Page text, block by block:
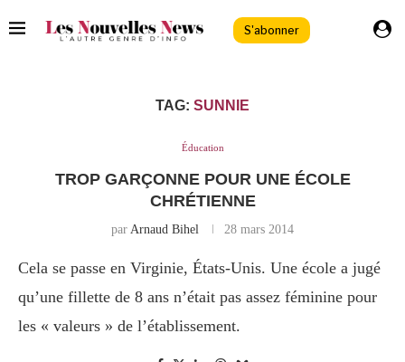
S'abonner
TAG: SUNNIE
Éducation
TROP GARÇONNE POUR UNE ÉCOLE
CHRÉTIENNE
par Arnaud Bihel 28 mars 2014
Cela se passe en Virginie, États-Unis. Une école a jugé
qu’une fillette de 8 ans n’était pas assez féminine pour
les « valeurs » de l’établissement.